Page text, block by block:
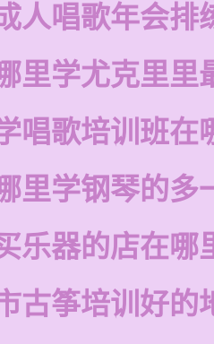
人唱歌年会排
里学尤克里里
唱歌培训班在
里学钢琴的多
乐器的店在哪
古筝培训好的